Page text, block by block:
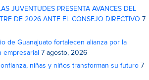
JUVENTUDES PRESENTA AVANCES DEL
DE 2026 ANTE EL CONSEJO DIRECTIVO 7
de Guanajuato fortalecen alianza por la
empresarial 7 agosto, 2026
niñas y niños transforman su futuro 7